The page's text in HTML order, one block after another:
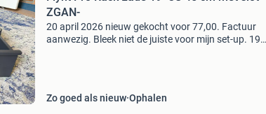
ZGAN-
20 april 2026 nieuw gekocht voor 77,00. Factuur
aanwezig. Bleek niet de juiste voor mijn set-up. 19-
Zo goed als nieuw Ophalen